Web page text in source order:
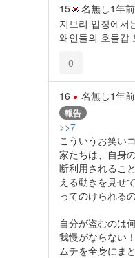
15 名無し1年前
지브리 입장에서
왜인들의 호들갑
0
16 名無し1年前
報告
>>7
こういうお笑
家たちは、自身
断利用されるこ
える動きを見せ
ってのけられる
自分が盗むのは
我慢がならない
ムチを全身にま